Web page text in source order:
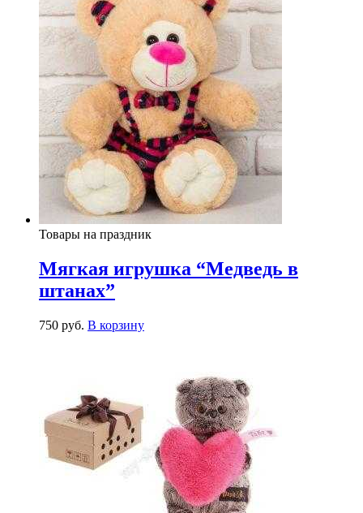
Товары на праздник
Мягкая игрушка “Медведь в
штанах”
750 руб. В корзину